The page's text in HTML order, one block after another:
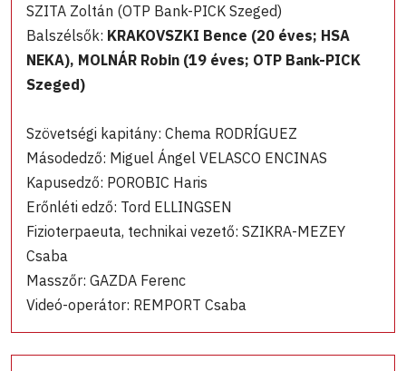
SZITA Zoltán (OTP Bank-PICK Szeged)
Balszélsők: KRAKOVSZKI Bence (20 éves; HSA
NEKA), MOLNÁR Robin (19 éves; OTP Bank-PICK
Szeged)
Szövetségi kapitány: Chema RODRÍGUEZ
Másodedző: Miguel Ángel VELASCO ENCINAS
Kapusedző: POROBIC Haris
Erőnléti edző: Tord ELLINGSEN
Fizioterpaeuta, technikai vezető: SZIKRA-MEZEY
Csaba
Masszőr: GAZDA Ferenc
Videó-operátor: REMPORT Csaba